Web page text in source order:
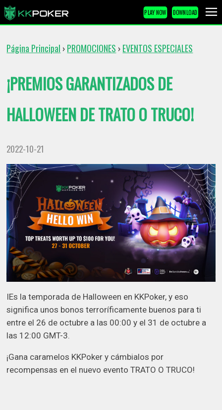
PLAY NOW DOWNLOAD
Página Principal › PROMOCIONES › EVENTOS ESPECIALES
¡PREMIOS GARANTIZADOS DE
HALLOWEEN DE TRATO O TRUCO!
2022-10-21
IEs la temporada de Halloween en KKPoker, y eso
significa unos bonos terroríficamente buenos para ti
entre el 26 de octubre a las 00:00 y el 31 de octubre a
las 12:00 GMT-3.
¡Gana caramelos KKPoker y cámbialos por
recompensas en el nuevo evento TRATO O TRUCO!